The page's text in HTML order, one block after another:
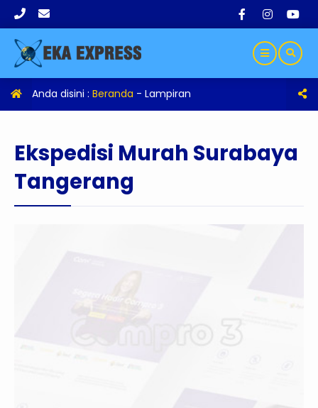
Anda disini : Beranda - Lampiran
Ekspedisi Murah Surabaya
Tangerang